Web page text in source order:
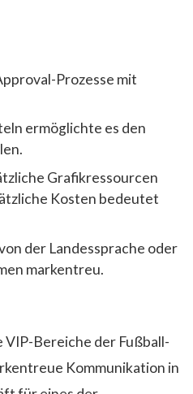
Prozesse mit
ermöglichte es den
Grafikressourcen
Kosten bedeutet
der Landessprache oder
markentreu.
Bereiche der Fußball-
Kommunikation in